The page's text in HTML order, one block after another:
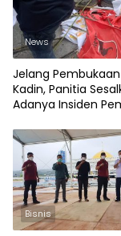
News
Jelang
Kadin, Panitia
Adanya Insiden
Bisnis